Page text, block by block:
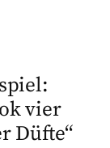
vier
Düfte“